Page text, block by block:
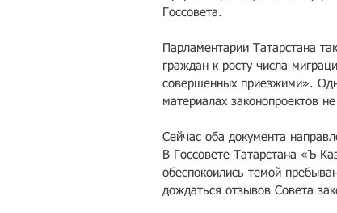
Госсовета.
Парламентарии Татарстана
граждан к росту числа
совершенных приезжими».
материалах законопроектов
Сейчас оба документа
В Госсовете Татарстана «Ъ-
обеспокоились темой
дождаться отзывов Совета